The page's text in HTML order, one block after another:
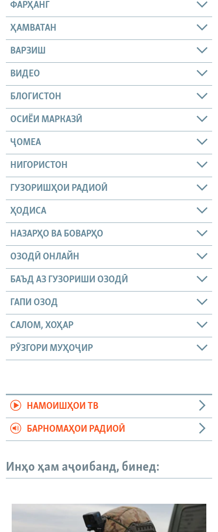
ФАРҲАНГ
ҲАМВАТАН
ВАРЗИШ
ВИДЕО
БЛОГИСТОН
ОСИЁИ МАРКАЗӢ
ҶОМEА
НИГОРИСТОН
ГУЗОРИШҲОИ РАДИОӢ
ҲОДИСА
НАЗАРҲО ВА БОВАРҲО
ОЗОДӢ ОНЛАЙН
БАЪД АЗ ГУЗОРИШИ ОЗОДӢ
ГАПИ ОЗОД
САЛОМ, ХОҲАР
РӮЗГОРИ МУҲОҶИР
НАМОИШҲОИ ТВ
БАРНОМАҲОИ РАДИОӢ
Инҳо ҳам аҷоибанд, бинед: